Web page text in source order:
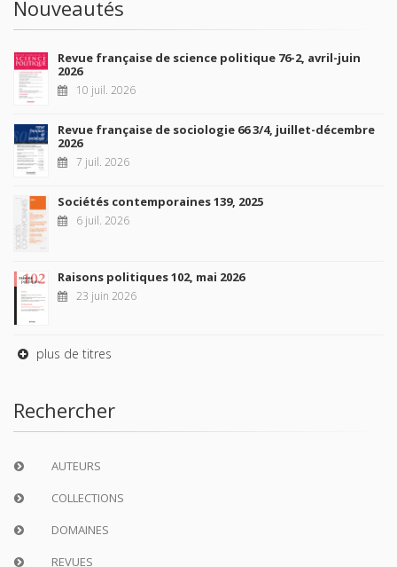
Nouveautés
Revue française de science politique 76-2, avril-juin
2026
10 juil. 2026
Revue française de sociologie 66 3/4, juillet-décembre
2026
7 juil. 2026
Sociétés contemporaines 139, 2025
6 juil. 2026
Raisons politiques 102, mai 2026
23 juin 2026
plus de titres
Rechercher
AUTEURS
COLLECTIONS
DOMAINES
REVUES